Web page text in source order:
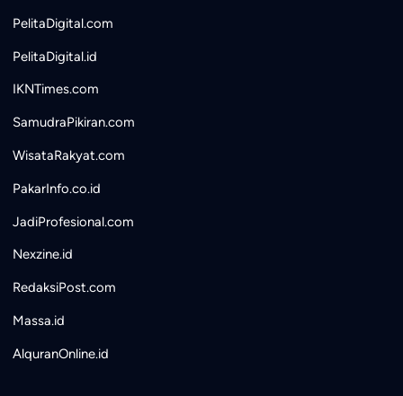
PelitaDigital.com
PelitaDigital.id
IKNTimes.com
SamudraPikiran.com
WisataRakyat.com
PakarInfo.co.id
JadiProfesional.com
Nexzine.id
RedaksiPost.com
Massa.id
AlquranOnline.id